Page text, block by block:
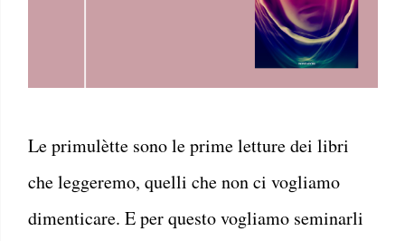
Le primulètte sono le prime letture dei libri
che leggeremo, quelli che non ci vogliamo
dimenticare. E per questo vogliamo seminarli